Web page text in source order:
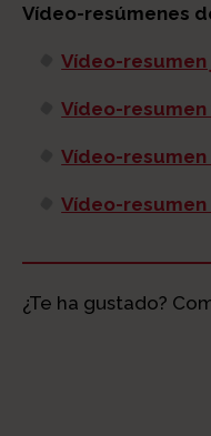
Vídeo-resúmenes
Vídeo-resumen
Vídeo-resumen
Vídeo-resumen
Vídeo-resumen
¿Te ha gustado?